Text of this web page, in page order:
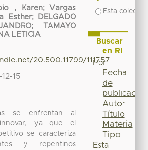
, Karen; Vargas
Esther;
DELGADO
;
TAMAYO
LETICIA
20.500.11799/111757
15
se enfrentan al
ya que el
se caracteriza
y repentinos
Esta
Buscar
en RI
Por
Fecha
de
publicación
Autor
Título
Materia
Tipo
Esta